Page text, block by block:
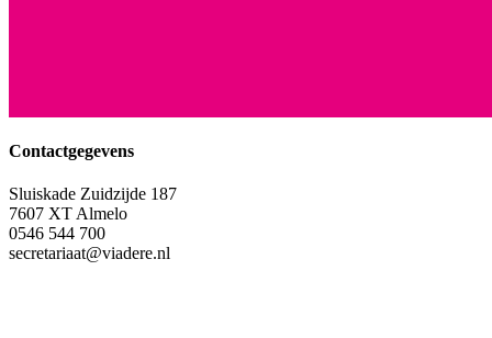
Contactgegevens
Sluiskade Zuidzijde 187
7607 XT Almelo
0546 544 700
secretariaat@viadere.nl